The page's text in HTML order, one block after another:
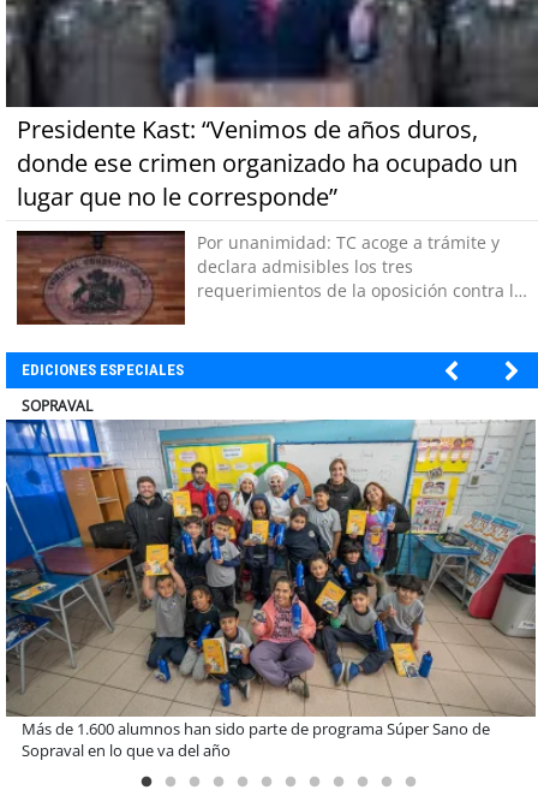
Presidente Kast: “Venimos de años duros,
donde ese crimen organizado ha ocupado un
lugar que no le corresponde”
Por unanimidad: TC acoge a trámite y
declara admisibles los tres
requerimientos de la oposición contra la
EDICIONES ESPECIALES
ULTRAPORT
Miguel Palacios asume la presidencia de Magallanes Puerto
Sostenible con foco en la vinculación ciudadana